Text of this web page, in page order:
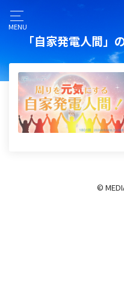
MENU
「自家発電人間」
©